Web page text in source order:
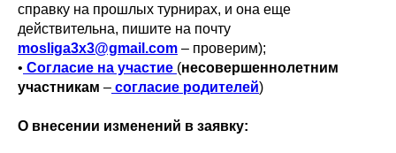
справку на прошлых турнирах, и она еще
действительна, пишите на почту
mosliga3x3@gmail.com – проверим);
• Согласие на участие (несовершеннолетним
участникам – согласие родителей)
О внесении изменений в заявку: